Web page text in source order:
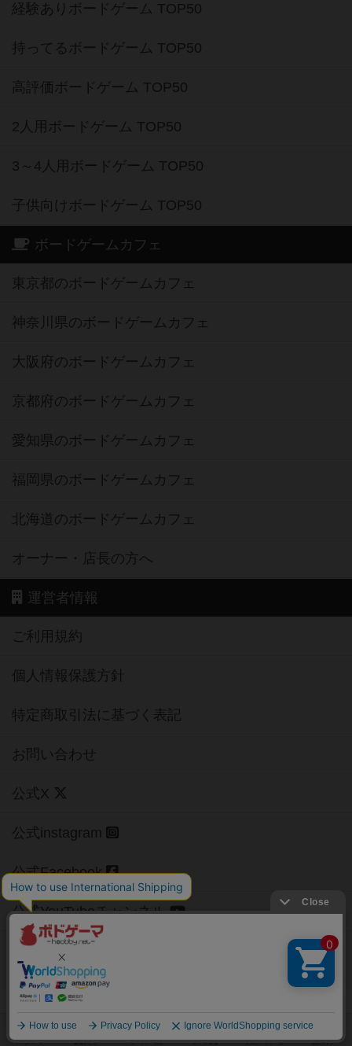
経験ありボードゲーム TOP50
持ってるボードゲーム TOP50
高評価ボードゲーム TOP50
2人用ボードゲーム TOP50
3～4人用ボードゲーム TOP50
子供向けボードゲーム TOP50
ボードゲームカフェ
東京都のボードゲームカフェ
神奈川県のボードゲームカフェ
大阪府のボードゲームカフェ
京都府のボードゲームカフェ
愛知県のボードゲームカフェ
福岡県のボードゲームカフェ
北海道のボードゲームカフェ
オーナー・店長の方へ
運営者情報
ご利用規約
個人情報保護方針
特定商取引法に基づく表記
お問い合わせ
公式X
公式instagram
公式Facebook
公式YouTubeチャンネル